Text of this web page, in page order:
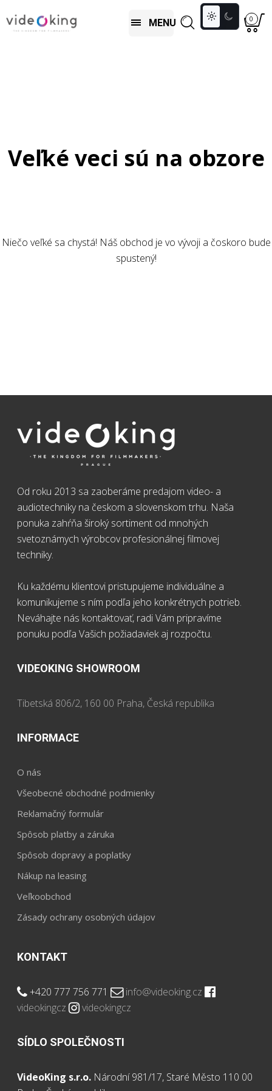
MENU Toggle
colour
0
Veľké veci sú na obzore
Niečo veľké sa chystá! Náš obchod je vo vývoji a čoskoro bude
spustený!
Od roku 2013 sa zaoberáme predajom video- a
audiotechniky na českom a slovenskom trhu. Naša
ponuka zahŕňa široký sortiment od mnohých
svetoznámych výrobcov profesionálnej filmovej
techniky.
Ku každému klientovi pristupujeme individuálne a
komunikujeme s ním podľa jeho konkrétnych potrieb.
Neváhajte nás kontaktovať, radi Vám pripravíme
ponuku podľa Vašich požiadaviek aj rozpočtu.
VIDEOKING SHOWROOM
Tibetská 806/2, 160 00 Praha, Česká republika
INFORMACE
O nás
Všeobecné obchodné podmienky
Reklamačný formulár
Spôsob platby a záruka
Spôsob dopravy a poplatky
Nákup na leasing
Veľkoobchod
Zásady ochrany osobných údajov
KONTAKT
+420 777 756 771
info@videoking.cz
videokingcz
videokingcz
SÍDLO SPOLEČNOSTI
VideoKing s.r.o. Národní 981/17, Staré Město 110 00